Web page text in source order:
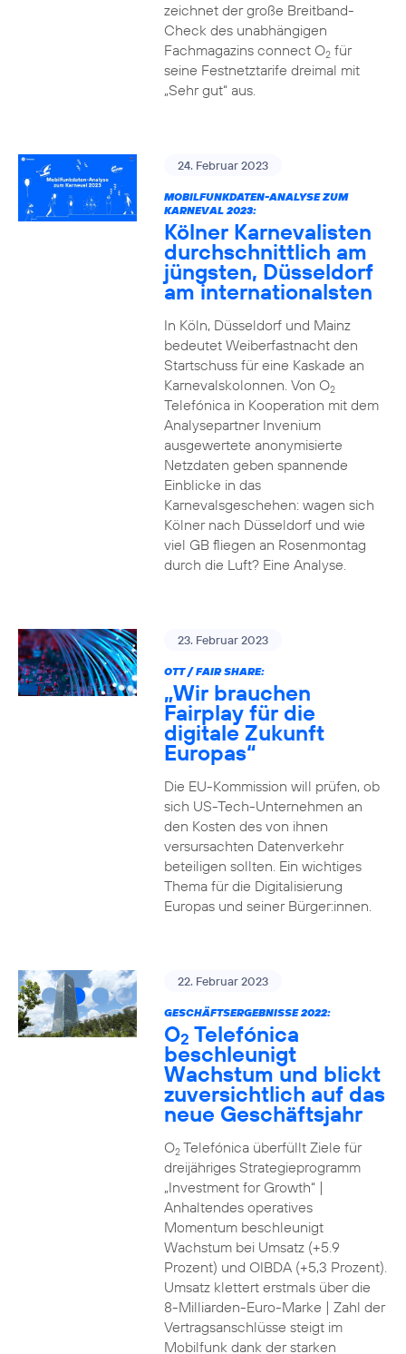
zeichnet der große Breitband-
Check des unabhängigen
Fachmagazins connect O2für
seine Festnetztarife dreimal mit
„Sehr gut“ aus.
24. Februar 2023
MOBILFUNKDATEN-ANALYSE ZUM
KARNEVAL 2023:
Kölner Karnevalisten
durchschnittlich am
jüngsten, Düsseldorf
am internationalsten
In Köln, Düsseldorf und Mainz
bedeutet Weiberfastnacht den
Startschuss für eine Kaskade an
Karnevalskolonnen. Von O2
Telefónica in Kooperation mit dem
Analysepartner Invenium
ausgewertete anonymisierte
Netzdaten geben spannende
Einblicke in das
Karnevalsgeschehen: wagen sich
Kölner nach Düsseldorf und wie
viel GB fliegen an Rosenmontag
durch die Luft? Eine Analyse.
23. Februar 2023
OTT / FAIR SHARE:
„Wir brauchen
Fairplay für die
digitale Zukunft
Europas“
Die EU-Kommission will prüfen, ob
sich US-Tech-Unternehmen an
den Kosten des von ihnen
versursachten Datenverkehr
beteiligen sollten. Ein wichtiges
Thema für die Digitalisierung
Europas und seiner Bürger:innen.
22. Februar 2023
GESCHÄFTSERGEBNISSE 2022:
O2 Telefónica
beschleunigt
Wachstum und blickt
zuversichtlich auf das
neue Geschäftsjahr
O2Telefónica überfüllt Ziele für
dreijähriges Strategieprogramm
„Investment for Growth“ |
Anhaltendes operatives
Momentum beschleunigt
Wachstum bei Umsatz (+5.9
Prozent) und OIBDA (+5,3 Prozent).
Umsatz klettert erstmals über die
8-Milliarden-Euro-Marke | Zahl der
Vertragsanschlüsse steigt im
Mobilfunk dank der starken